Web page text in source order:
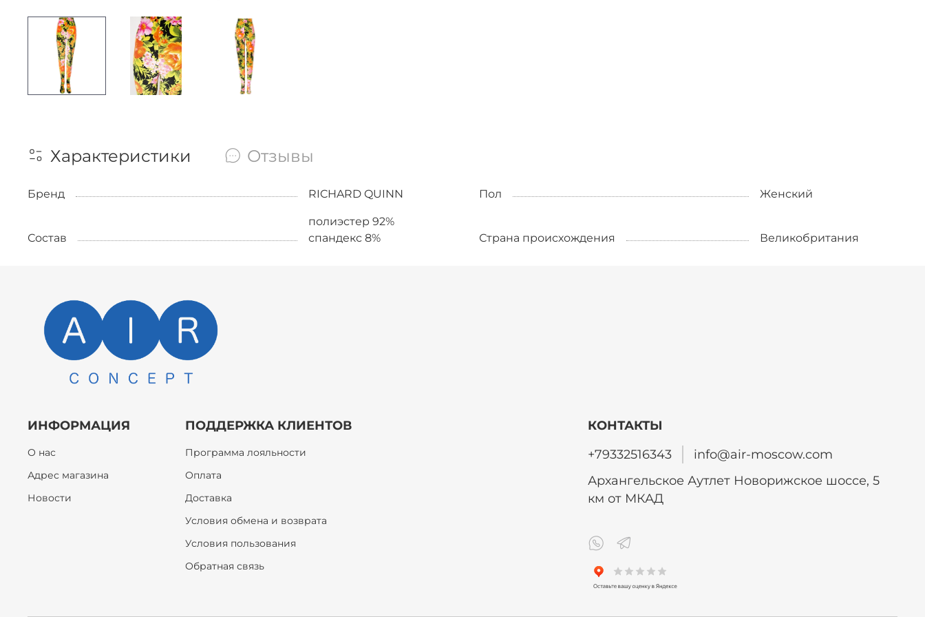
Характеристики Отзывы
Бренд RICHARD QUINN Пол Женский
Состав
полиэстер 92%
спандекс 8%
Страна происхождения Великобритания
ИНФОРМАЦИЯ
О нас
Адрес магазина
Новости
ПОДДЕРЖКА КЛИЕНТОВ
Программа лояльности
Оплата
Доставка
Условия обмена и возврата
Условия пользования
Обратная связь
КОНТАКТЫ
+79332516343
info@air-moscow.com
Архангельское Аутлет Новорижское шоссе, 5
км от МКАД